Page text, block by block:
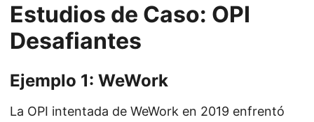
Estudios de Caso: OPI
Desafiantes
Ejemplo 1: WeWork
La OPI intentada de WeWork en 2019 enfrentó